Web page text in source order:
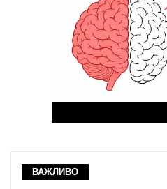
ВАЖЛИВО